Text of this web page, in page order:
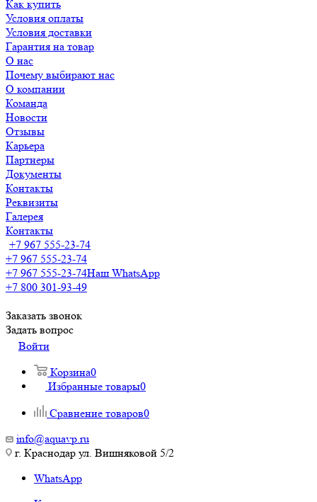
Как купить
Условия оплаты
Условия доставки
Гарантия на товар
О нас
Почему выбирают нас
О компании
Команда
Новости
Отзывы
Карьера
Партнеры
Документы
Контакты
Реквизиты
Галерея
Контакты
+7 967 555-23-74
+7 967 555-23-74
+7 967 555-23-74Наш WhatsApp
+7 800 301-93-49
Заказать звонок
Задать вопрос
Войти
Корзина0
Избранные товары0
Сравнение товаров0
info@aquavp.ru
г. Краснодар ул. Вишняковой 5/2
WhatsApp